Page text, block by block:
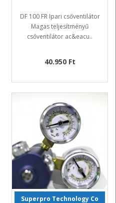
DF 100 FR Ipari csőventilátor
Magas teljesítményű
csőventilátor ac&eacu..
40.950 Ft
Superpro Technology Co